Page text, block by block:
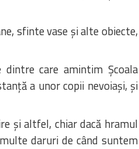
sfinte vase și alte obiecte,
care amintim Școala
a unor copii nevoiași, și
și altfel, chiar dacă hramul
daruri de când suntem